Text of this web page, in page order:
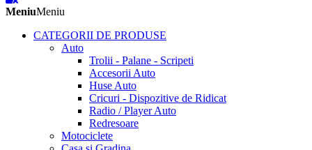
MeniuMeniu
CATEGORII DE PRODUSE
Auto
Trolii - Palane - Scripeti
Accesorii Auto
Huse Auto
Cricuri - Dispozitive de Ridicat
Radio / Player Auto
Redresoare
Motociclete